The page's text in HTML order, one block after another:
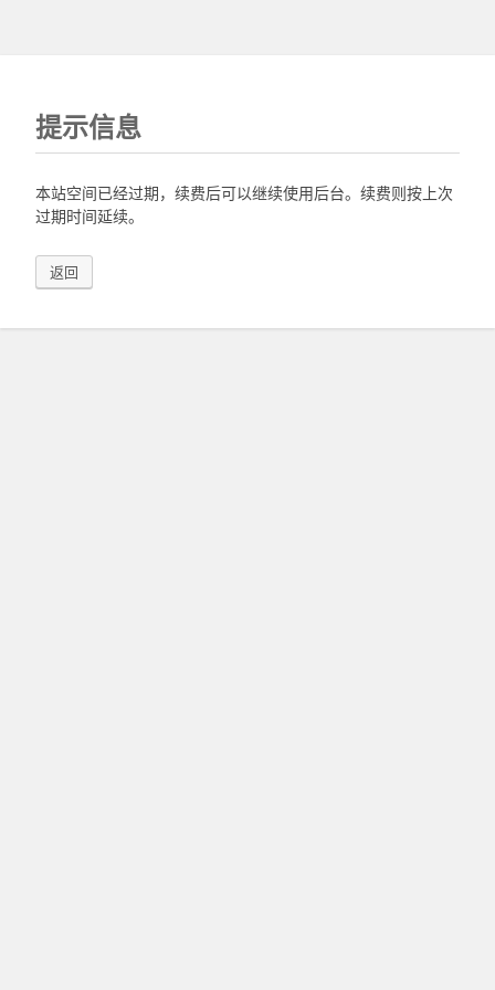
提示信息
本站空间已经过期，续费后可以继续使用后台。续费则按上次
过期时间延续。
返回